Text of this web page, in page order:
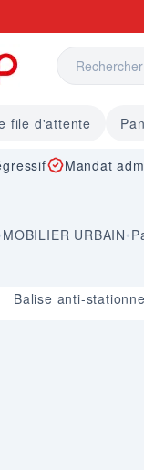
file d'attente
Mandat
MOBILIER URBAIN•
Balise anti-